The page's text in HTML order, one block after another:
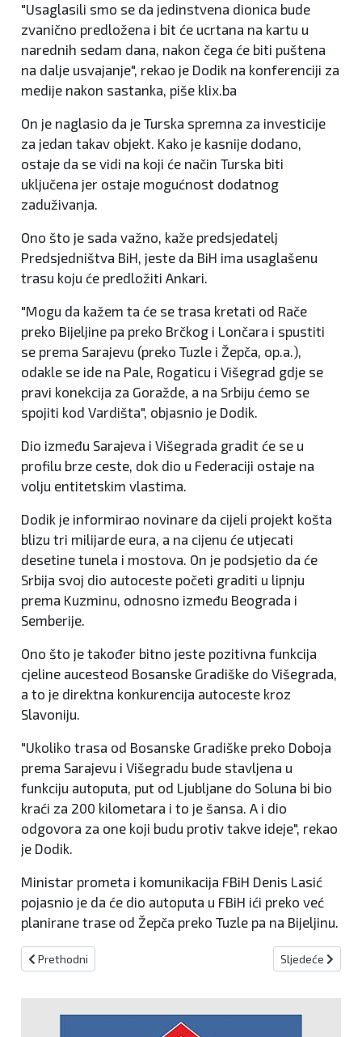
"Usaglasili smo se da jedinstvena dionica bude
zvanično predložena i bit će ucrtana na kartu u
narednih sedam dana, nakon čega će biti puštena
na dalje usvajanje", rekao je Dodik na konferenciji za
medije nakon sastanka, piše klix.ba
On je naglasio da je Turska spremna za investicije
za jedan takav objekt. Kako je kasnije dodano,
ostaje da se vidi na koji će način Turska biti
uključena jer ostaje mogućnost dodatnog
zaduživanja.
Ono što je sada važno, kaže predsjedatelj
Predsjedništva BiH, jeste da BiH ima usaglašenu
trasu koju će predložiti Ankari.
"Mogu da kažem ta će se trasa kretati od Rače
preko Bijeljine pa preko Brčkog i Lončara i spustiti
se prema Sarajevu (preko Tuzle i Žepča, op.a.),
odakle se ide na Pale, Rogaticu i Višegrad gdje se
pravi konekcija za Goražde, a na Srbiju ćemo se
spojiti kod Vardišta", objasnio je Dodik.
Dio između Sarajeva i Višegrada gradit će se u
profilu brze ceste, dok dio u Federaciji ostaje na
volju entitetskim vlastima.
Dodik je informirao novinare da cijeli projekt košta
blizu tri milijarde eura, a na cijenu će utjecati
desetine tunela i mostova. On je podsjetio da će
Srbija svoj dio autoceste početi graditi u lipnju
prema Kuzminu, odnosno između Beograda i
Semberije.
Ono što je također bitno jeste pozitivna funkcija
cjeline aucesteod Bosanske Gradiške do Višegrada,
a to je direktna konkurencija autoceste kroz
Slavoniju.
"Ukoliko trasa od Bosanske Gradiške preko Doboja
prema Sarajevu i Višegradu bude stavljena u
funkciju autoputa, put od Ljubljane do Soluna bi bio
kraći za 200 kilometara i to je šansa. A i dio
odgovora za one koji budu protiv takve ideje", rekao
je Dodik.
Ministar prometa i komunikacija FBiH Denis Lasić
pojasnio je da će dio autoputa u FBiH ići preko već
planirane trase od Žepča preko Tuzle pa na Bijeljinu.
Prethodni članak: Umirovljenici će moći u banje na račun Zavoda
Prethodni Sljedeći članak:
Sljedeće